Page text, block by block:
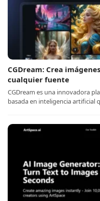
CGDream: Crea
cualquier fuente
CGDream es una innovadora
basada en inteligencia artificial